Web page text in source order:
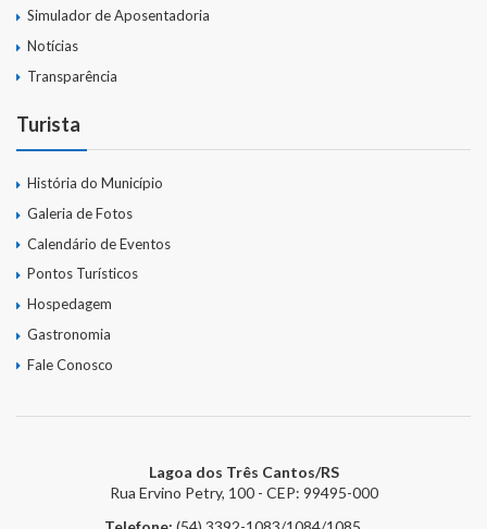
Simulador de Aposentadoria
Notícias
Transparência
Turista
História do Município
Galeria de Fotos
Calendário de Eventos
Pontos Turísticos
Hospedagem
Gastronomia
Fale Conosco
Lagoa dos Três Cantos/RS
Rua Ervino Petry, 100 - CEP: 99495-000